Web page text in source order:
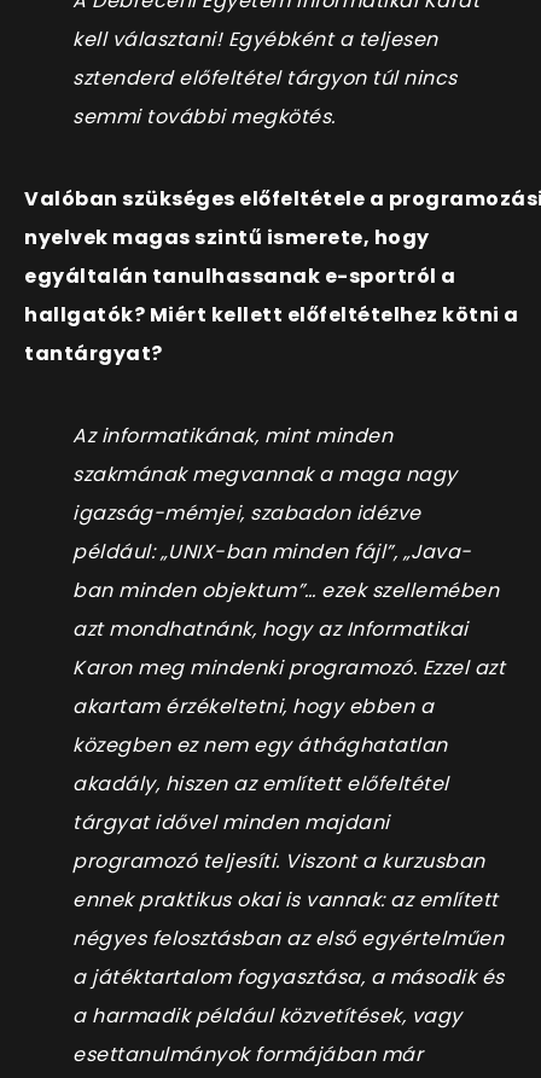
kell választani! Egyébként a teljesen
sztenderd előfeltétel tárgyon túl nincs
semmi további megkötés.
Valóban szükséges előfeltétele a
nyelvek magas szintű ismerete, hogy
egyáltalán tanulhassanak e-sportról a
hallgatók? Miért kellett előfeltételhez kötni a
tantárgyat?
Az informatikának, mint minden
szakmának megvannak a maga nagy
igazság-mémjei, szabadon idézve
például: „UNIX-ban minden fájl”, „Java-
ban minden objektum”… ezek szellemében
azt mondhatnánk, hogy az Informatikai
Karon meg mindenki programozó. Ezzel azt
akartam érzékeltetni, hogy ebben a
közegben ez nem egy áthághatatlan
akadály, hiszen az említett előfeltétel
tárgyat idővel minden majdani
programozó teljesíti. Viszont a kurzusban
ennek praktikus okai is vannak: az említett
négyes felosztásban az első egyértelműen
a játéktartalom fogyasztása, a második és
a harmadik például közvetítések, vagy
esettanulmányok formájában már